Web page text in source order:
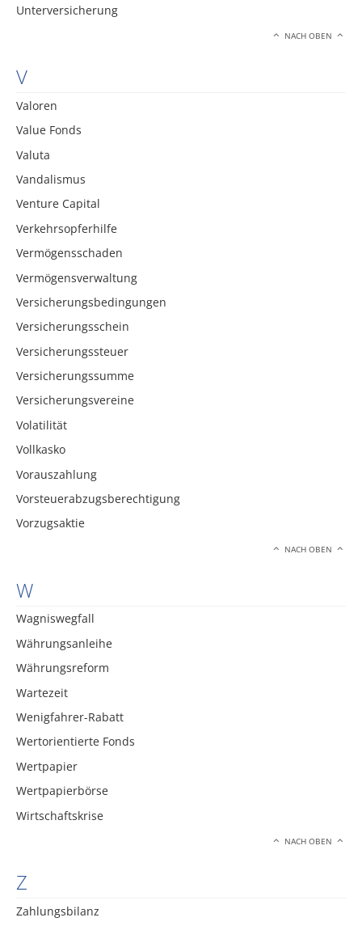
Unterversicherung
NACH OBEN
V
Valoren
Value Fonds
Valuta
Vandalismus
Venture Capital
Verkehrsopferhilfe
Vermögensschaden
Vermögensverwaltung
Versicherungsbedingungen
Versicherungsschein
Versicherungssteuer
Versicherungssumme
Versicherungsvereine
Volatilität
Vollkasko
Vorauszahlung
Vorsteuerabzugsberechtigung
Vorzugsaktie
NACH OBEN
W
Wagniswegfall
Währungsanleihe
Währungsreform
Wartezeit
Wenigfahrer-Rabatt
Wertorientierte Fonds
Wertpapier
Wertpapierbörse
Wirtschaftskrise
NACH OBEN
Z
Zahlungsbilanz